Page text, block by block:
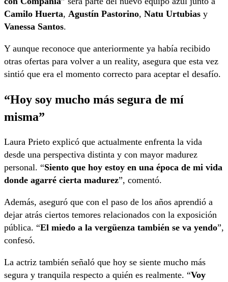
Camilo Huerta, Agustín Pastorino, Natu Urtubias y
Vanessa Santos.
Y aunque reconoce que anteriormente ya había recibido
otras ofertas para volver a un reality, asegura que esta vez
sintió que era el momento correcto para aceptar el desafío.
“Hoy soy mucho más segura de mí
misma”
Laura Prieto explicó que actualmente enfrenta la vida
desde una perspectiva distinta y con mayor madurez
personal. “Siento que hoy estoy en una época de mi vida
donde agarré cierta madurez”, comentó.
Además, aseguró que con el paso de los años aprendió a
dejar atrás ciertos temores relacionados con la exposición
pública. “El miedo a la vergüenza también se va yendo”,
confesó.
La actriz también señaló que hoy se siente mucho más
segura y tranquila respecto a quién es realmente. “Voy